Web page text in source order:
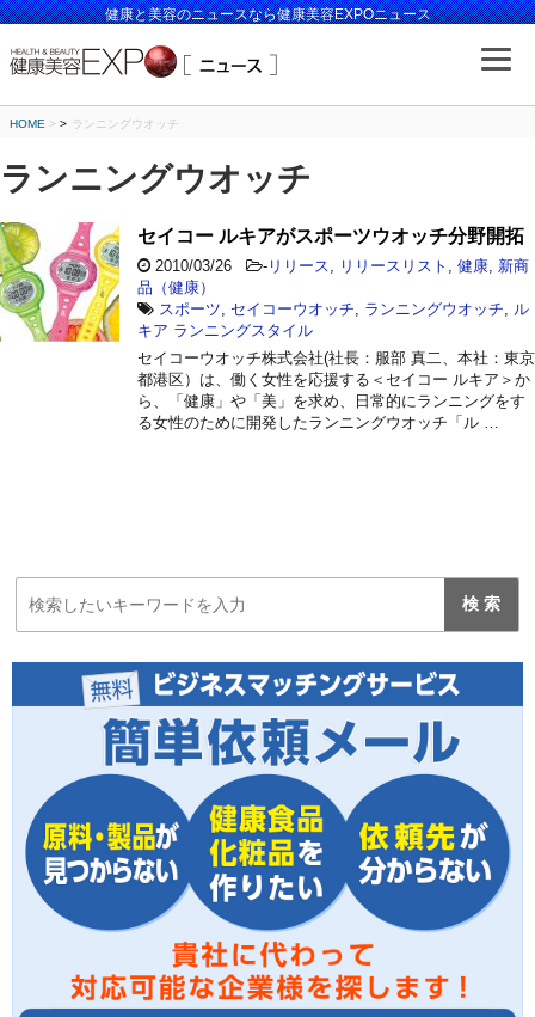
健康と美容のニュースなら健康美容EXPOニュース
HOME > ランニングウオッチ
ランニングウオッチ
セイコー ルキアがスポーツウオッチ分野開拓
2010/03/26 - リリース リリースリスト 健康 新商
品（健康）
スポーツ
セイコーウオッチ ランニングウオッチ
ル
キア ランニングスタイル
セイコーウオッチ株式会社(社長：服部 真二、本社：東京
都港区）は、働く女性を応援する＜セイコー ルキア＞か
ら、「健康」や「美」を求め、日常的にランニングをす
る女性のために開発したランニングウオッチ「ル …